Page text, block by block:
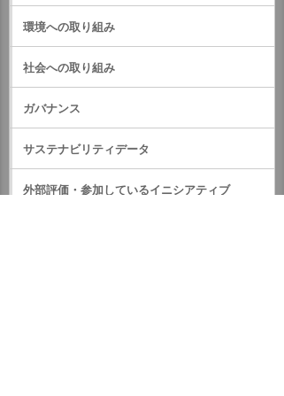
環境への取り組み
社会への取り組み
ガバナンス
サステナビリティデータ
外部評価・参加しているイニシアティブ